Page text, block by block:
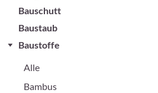
Bauschutt
Baustaub
Baustoffe
Alle
Bambus